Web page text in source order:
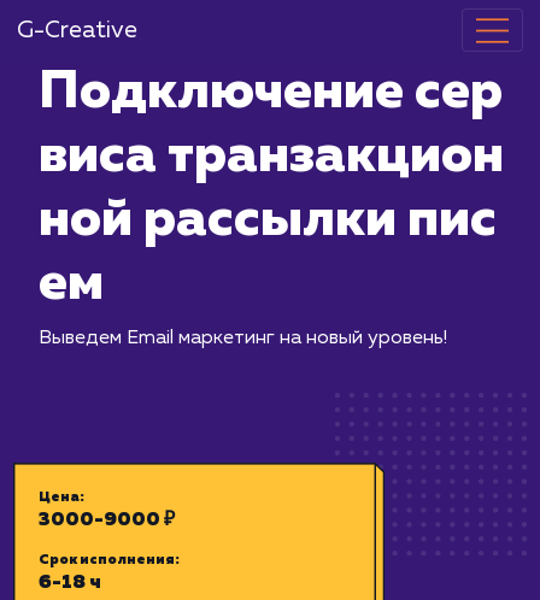
G-Creative
виса
ной
Выведем Email маркетинг на новый